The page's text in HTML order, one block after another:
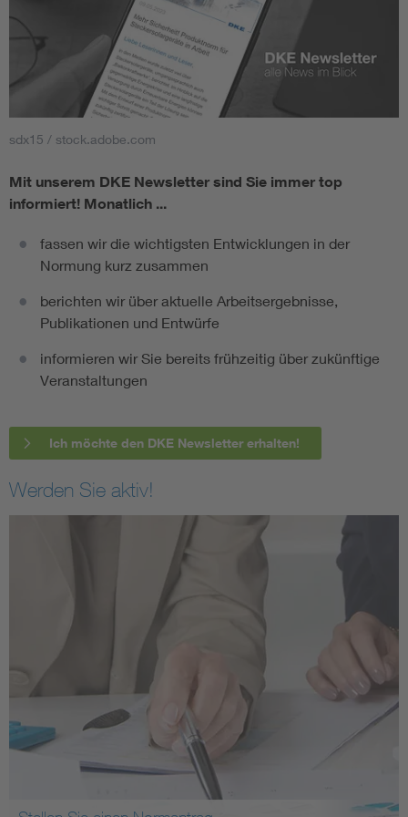
sdx15 / stock.adobe.com
Mit unserem DKE Newsletter sind Sie immer top
informiert! Monatlich ...
fassen wir die wichtigsten Entwicklungen in der
Normung kurz zusammen
berichten wir über aktuelle Arbeitsergebnisse,
Publikationen und Entwürfe
informieren wir Sie bereits frühzeitig über zukünftige
Veranstaltungen
Ich möchte den DKE Newsletter erhalten!
Werden Sie aktiv!